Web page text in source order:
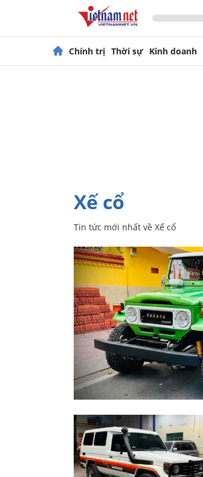
Chính trị Thời sự Kinh doanh
Xế cổ
Tin tức mới nhất về Xế cổ